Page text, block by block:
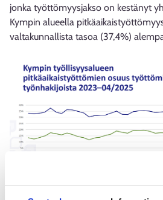
jonka työttömyysjakso on kestänyt
Kympin alueella
valtakunnallista tasoa (37,4%)